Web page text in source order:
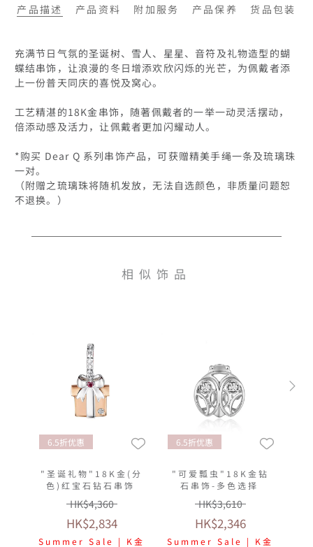
产品描述 产品资料 附加服务 产品保养 货品包装
充满节日气氛的圣诞树、雪人、星星、音符及礼物造型的蝴
蝶结串饰，让浪漫的冬日增添欢欣闪烁的光芒，为佩戴者添
上一份普天同庆的喜悦及窝心。
工艺精湛的18K金串饰，随著佩戴者的一举一动灵活摆动，
倍添动感及活力，让佩戴者更加闪耀动人。
*购买 Dear Q 系列串饰产品，可获赠精美手绳一条及琉璃珠
一对。
（附赠之琉璃珠将随机发放，无法自选颜色，非质量问题恕
不退换。）
相似饰品
6.5折优惠
"圣诞礼物"18K金(分
色)红宝石钻石串饰
HK$4,360
HK$2,834
Summer Sale | K金
6.5折优惠
"可爱瓢虫"18K金钻
石串饰-多色选择
HK$3,610
HK$2,346
Summer Sale | K金